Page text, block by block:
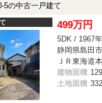
5の中古一戸建て
499万円
5DK / 1967年
静岡県島田
ＪＲ東海道
建物面積
土地面積